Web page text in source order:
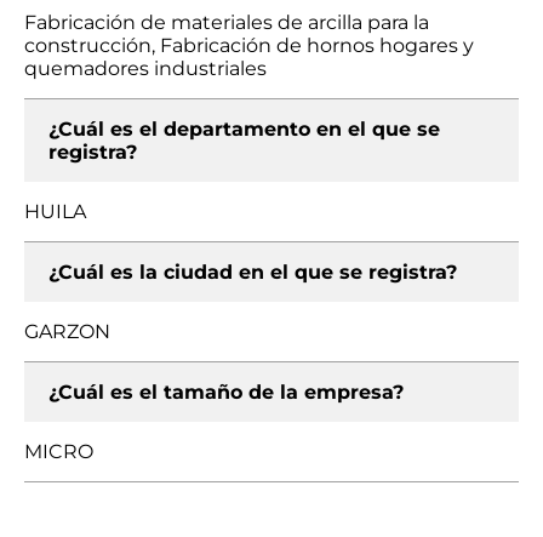
Fabricación de materiales de arcilla para la
construcción, Fabricación de hornos hogares y
quemadores industriales
¿Cuál es el departamento en el que se
registra?
HUILA
¿Cuál es la ciudad en el que se registra?
GARZON
¿Cuál es el tamaño de la empresa?
MICRO